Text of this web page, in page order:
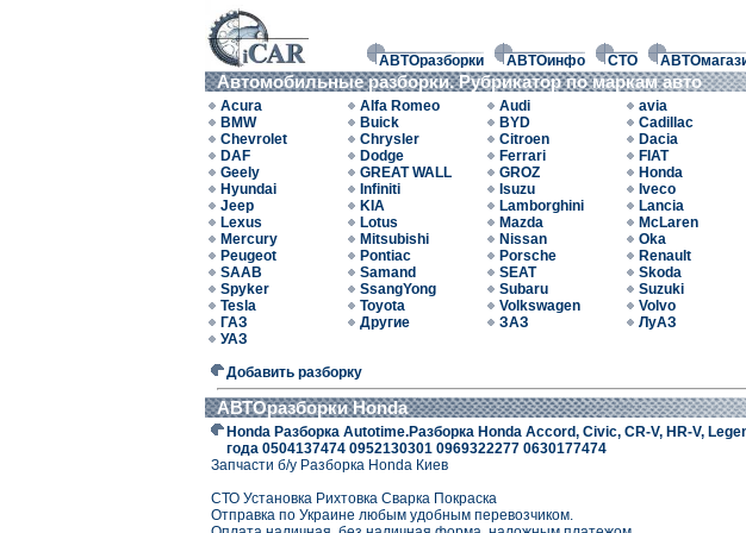
АВТОразборки АВТОинфо СТО
Автомобильные разборки. Рубрикатор по маркам авто
Acura Alfa Romeo Audi avia
BMW
Buick BYD Cadillac
Chevrolet
Chrysler Citroen Dacia
DAF
Dodge Ferrari FIAT
Geely
GREAT WALL GROZ Honda
Hyundai
Infiniti Isuzu Iveco
Jeep
KIA Lamborghini Lancia
Lexus
Lotus Mazda McLaren
Mercury
Mitsubishi Nissan Oka
Peugeot
Pontiac Porsche Renault
SAAB
Samand SEAT Skoda
Spyker
SsangYong Subaru Suzuki
Tesla
Toyota Volkswagen Volvo
ГАЗ
Другие ЗАЗ ЛуАЗ
УАЗ
Добавить разборку
АВТОразборки Honda
Honda Разборка Autotime.Разборка Honda Accord, Civic, CR-V, HR-V,
года 0504137474 0952130301 0969322277 0630177474
Запчасти б/у Разборка Honda Киев
СТО Установка Рихтовка Сварка Покраска
Отправка по Украине любым удобным перевозчиком.